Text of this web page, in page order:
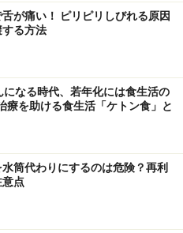
のは一般的ですが、他のア
もご紹介しておきましょ
りが流行ったとか。これが
るもの」の意味で、「醍醐
しています。まろやかでこ
含まれる酵素が、牛乳の乳
ます。牛乳を飲むとおなか
心です。
が痛い！ ピリピリしびれる原因
する方法
になる時代、若年化には食生活の
療を助ける食生活「ケトン食」と
筒代わりにするのは危険？再利
意点